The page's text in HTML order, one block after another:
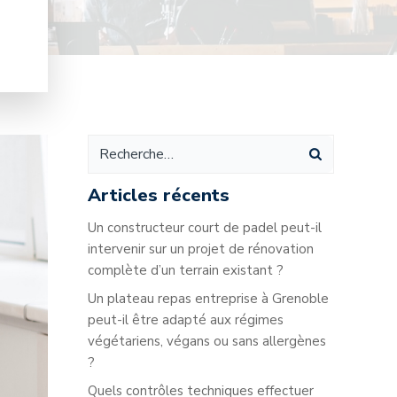
Articles récents
Un constructeur court de padel peut-il
intervenir sur un projet de rénovation
complète d’un terrain existant ?
Un plateau repas entreprise à Grenoble
peut-il être adapté aux régimes
végétariens, végans ou sans allergènes
?
Quels contrôles techniques effectuer